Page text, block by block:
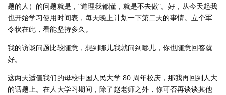
题的人）的问题就是，“道理我都懂，就是不去做”。好，从今天起我
也开始学习使用时间表，每天晚上计划一下第二天的事情。立个军
令状在此，看能坚持多久。
我的访谈问题比较随意，想到哪儿我就问到哪儿，你也随意回答就
好。
这两天适值我们的母校中国人民大学 80 周年校庆，那我再回到人大
的话题上。在人大学习期间，除了赵老师之外，你可否再谈谈其他